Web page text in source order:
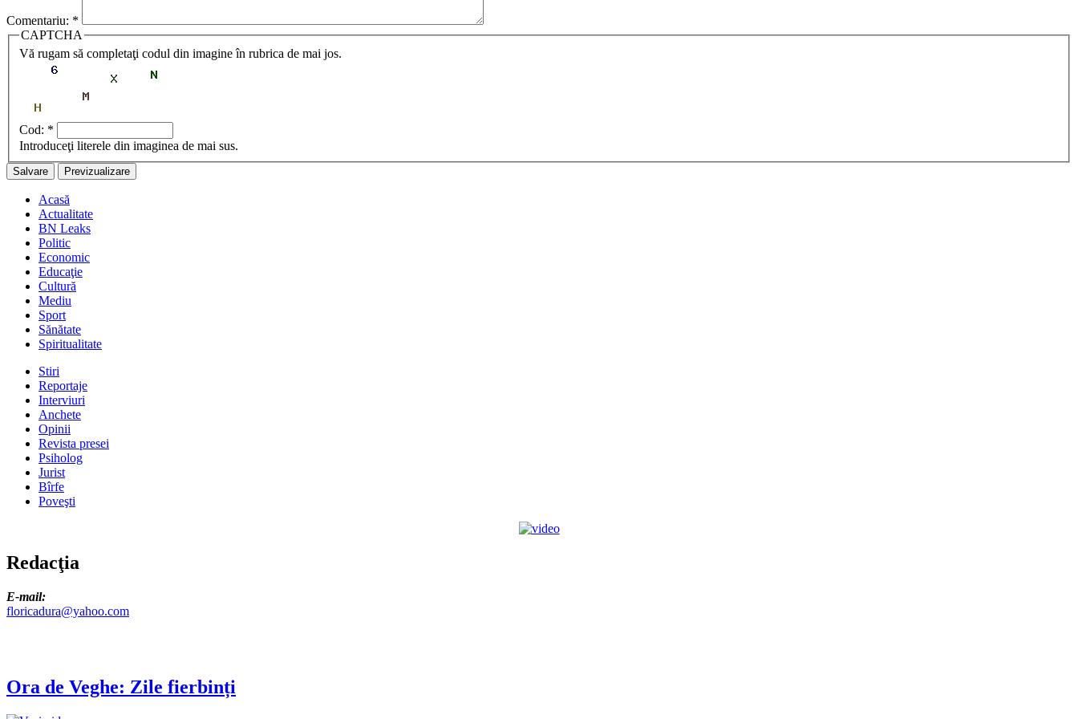
Comentariu: *
CAPTCHA
Vă rugam să completaţi codul din imagine în rubrica de mai jos.
Cod: *
Introduceţi literele din imaginea de mai sus.
Acasă
Actualitate
BN Leaks
Politic
Economic
Educaţie
Cultură
Mediu
Sport
Sănătate
Spiritualitate
Stiri
Reportaje
Interviuri
Anchete
Opinii
Revista presei
Psiholog
Jurist
Bîrfe
Poveşti
Redacţia
E-mail:
floricadura@yahoo.com
Ora de Veghe: Zile fierbinți